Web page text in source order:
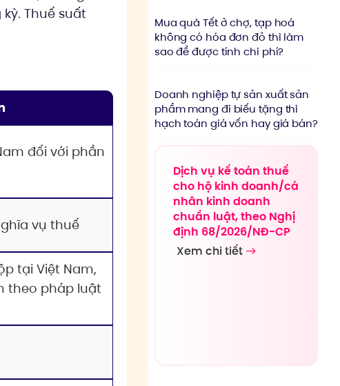
Thuế suất
đối với phần
vụ thuế
tại Việt Nam,
theo pháp luật
Mua quà Tết ở chợ, tạp hoá
không có hóa đơn đỏ thì làm
sao để được tính chi phí?
Doanh nghiệp tự sản xuất sản
phẩm mang đi biếu tặng thì
hạch toán giá vốn hay giá bán?
Dịch vụ kế toán thuế
cho hộ kinh doanh/cá
nhân kinh doanh
chuẩn luật, theo Nghị
định 68/2026/NĐ-CP
Xem chi tiết